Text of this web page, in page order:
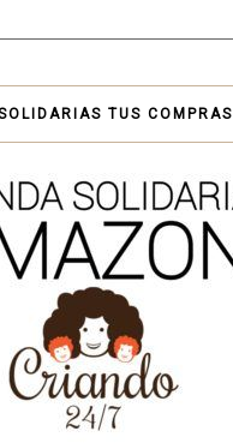
TUS COMPRAS